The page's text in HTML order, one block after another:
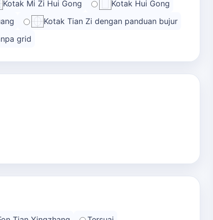
Kotak Mi Zi Hui Gong
Kotak Hui Gong
Kotak Tian Zi dengan panduan bujur
grid